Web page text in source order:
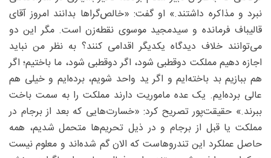
نبرد و مذاکره داشتند.» او گفت: «خالص‌گرا‌ها بدانند امروز آقای
قالیباف فرمانده و سیدمجید موسوی نقطه‌زن است. مگر این دو
می‌توانند خلاف دیدگاه یکدیگر اقدامی کنند؟ به نظر من نباید
اجازه دهیم مملکت دوقطبی شود، اگر دوقطبی شود، ما باختیم؛ اگر
هم ببازیم بد باخته‌ایم و اگر ید واحد شویم، برده‌ایم و خیلی هم
عالی برده‌ایم. یک عده ماموریت دارند مملکت را به سمت باخت
ببرند.» حقیقت‌پور تصریح کرد: «خسارت‌هایی که بعد از برجام در
مملکت یا قبل از برجام و در ذیل تحریم‌ها متحمل شدیم، همه
حاصل عملکرد این تندرو‌هاست که الان گم شده‌اند و معلوم نیست